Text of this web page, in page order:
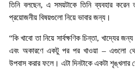
তিনি বলছেন, এ সময়টাকে তিনি ব্যবহার করেন
প্রয়োজনীয় বিষয়গুলো নিয়ে ভাবার জন্য।
“কি খাবো তা নিয়ে সার্বক্ষণিক চিন্তা, খাদ্যের
এবং অকারণে একটু পর পর খাওয়া – এগুলো
উপবাস করার ফলে। এটা দিনটাকে একটা